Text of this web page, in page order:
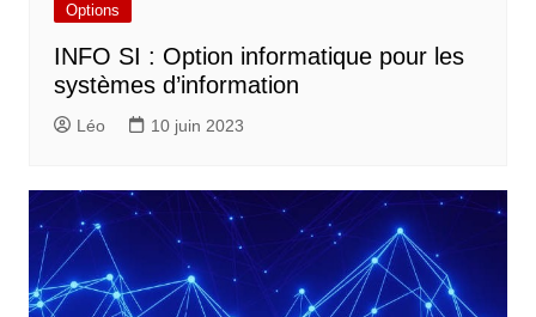
Options
INFO SI : Option informatique pour les
systèmes d’information
Léo 10 juin 2023